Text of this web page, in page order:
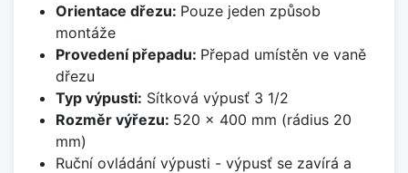
Orientace dřezu: Pouze jeden způsob
montáže
Provedení přepadu: Přepad umístěn ve vaně
dřezu
Typ výpusti: Sítková výpusť 3 1/2
Rozměr výřezu: 520 x 400 mm (rádius 20
mm)
Ruční ovládání výpusti - výpusť se zavírá a